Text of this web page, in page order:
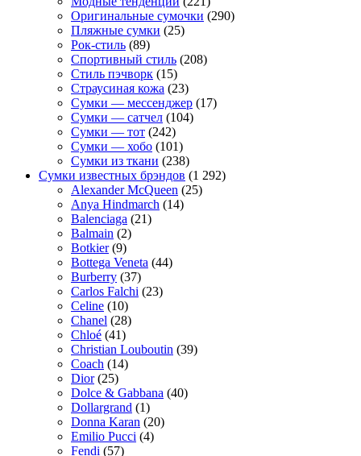
Оригинальные сумочки (290)
Пляжные сумки (25)
Рок-стиль (89)
Спортивный стиль (208)
Стиль пэчворк (15)
Страусиная кожа (23)
Сумки — мессенджер (17)
Сумки — сатчел (104)
Сумки — тот (242)
Сумки — хобо (101)
Сумки из ткани (238)
Сумки известных брэндов (1 292)
Alexander McQueen (25)
Anya Hindmarch (14)
Balenciaga (21)
Balmain (2)
Botkier(9)
Bottega Veneta (44)
Burberry (37)
Carlos Falchi (23)
Celine (10)
Chanel (28)
Chloé (41)
Christian Louboutin (39)
Coach (14)
Dior(25)
Dolce & Gabbana (40)
Dollargrand (1)
Donna Karan (20)
Emilio Pucci (4)
Fendi (57)